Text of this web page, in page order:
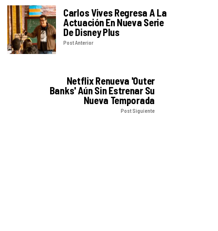
Carlos Vives Regresa A La
Actuación En Nueva Serie
De Disney Plus
Post Anterior
Netflix Renueva 'Outer
Banks' Aún Sin Estrenar Su
Nueva Temporada
Post Siguiente